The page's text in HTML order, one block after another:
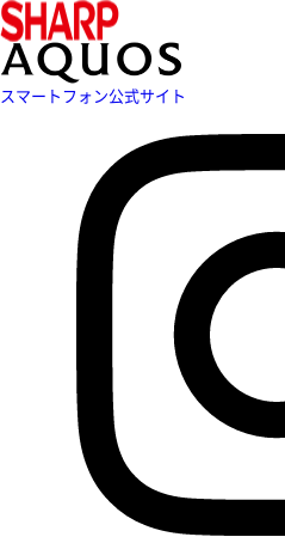
スマートフォン公式サイト